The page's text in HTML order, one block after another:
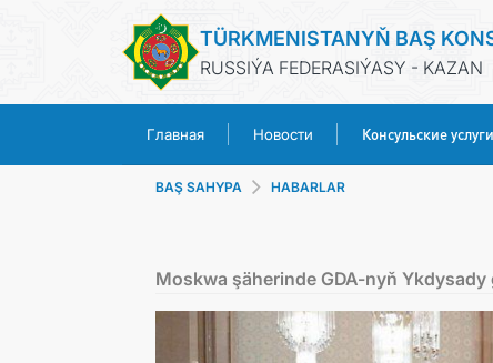
TÜRKMENISTANYŇ BAŞ
RUSSIÝA FEDERASIÝASY - KAZAN
Главная Новости Консульские услуги
BAŞ SAHYPA HABARLAR
Moskwa şäherinde GDA-nyň